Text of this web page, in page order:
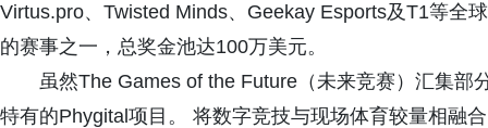
Virtus.pro、Twisted Minds、Geekay Esports及T1等全
的赛事之一，总奖金池达100万美元。
虽然The Games of the Future（未来竞赛）汇集部
特有的Phygital项目。 将数字竞技与现场体育较量相融